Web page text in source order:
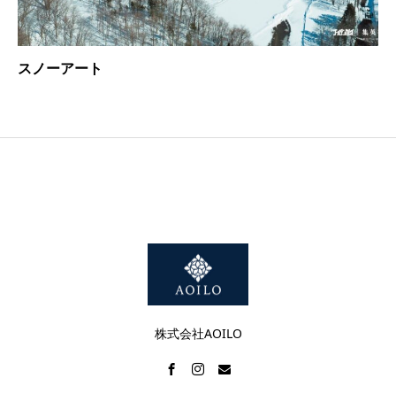
スノーアート
株式会社AOILO